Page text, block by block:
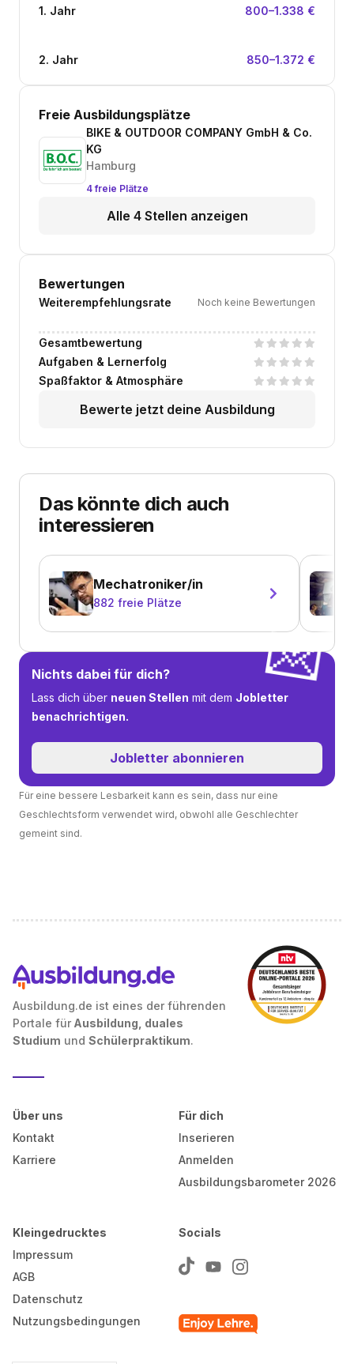
1. Jahr 800–1.338 €
2. Jahr 850–1.372 €
Freie Ausbildungsplätze
BIKE & OUTDOOR COMPANY GmbH & Co.
KG
Hamburg
4 freie Plätze
Alle 4 Stellen anzeigen
Bewertungen
Weiterempfehlungsrate Noch keine Bewertungen
Gesamtbewertung
Aufgaben & Lernerfolg
Spaßfaktor & Atmosphäre
Bewerte jetzt deine Ausbildung
Das könnte dich auch
interessieren
Mechatroniker/in
882 freie Plätze
💌
Nichts dabei für dich?
Lass dich über neuen Stellen mit dem Jobletter
benachrichtigen.
Jobletter abonnieren
Für eine bessere Lesbarkeit kann es sein, dass nur eine
Geschlechtsform verwendet wird, obwohl alle Geschlechter
gemeint sind.
Ausbildung.de ist eines der führenden
Portale für Ausbildung, duales
Studium und Schülerpraktikum.
Über uns
Kontakt
Karriere
Für dich
Inserieren
Anmelden
Ausbildungsbarometer 2026
Kleingedrucktes
Impressum
AGB
Datenschutz
Nutzungsbedingungen
Socials